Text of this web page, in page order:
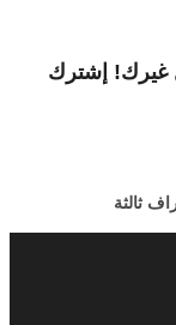
غيرك! إشترك
ثالثة